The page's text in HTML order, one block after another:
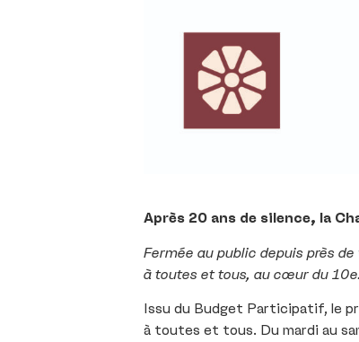
Après 20 ans de silence, la
Fermée au public depuis près
à toutes et tous, au cœur du 10e.
Issu du Budget Participatif, le
à toutes et tous. Du mardi au